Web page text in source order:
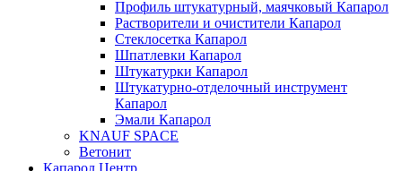
Профиль штукатурный, маячковый Капарол
Растворители и очистители Капарол
Cтеклосетка Капарол
Шпатлевки Капарол
Штукатурки Капарол
Штукатурно-отделочный инструмент
Капарол
Эмали Капарол
KNAUF SPACE
Ветонит
Капарол Центр